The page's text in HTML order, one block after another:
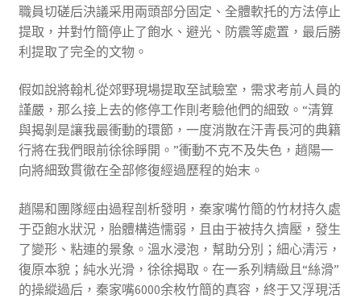
職員切磋后決議采用兩頭部分固定、全體軟托的方法停止
提取，并對竹簡停止了飽水、避光、防震等處置，最后勝
利提取了完全的文物。
假如說將翰札從郊野現場提取至試驗室，需求考前人員的
謹嚴，那么接上去的修停工作則考驗他們的細致。“清算
與揭剝是讓我最衝動的環節，一度消散在汗青長河的典籍
行將在我們眼前徐徐睜開。”衝動不克不及失色，趙陽一
向將細致貫徹在全部修復經過歷程的始末。
趙陽和團隊經由過程剖析發明，秦家嘴竹簡的竹材持久處
于亞飽水狀況，胎體構造懦弱，且由于被持久擠壓，發生
了變形、粘連的景象。溫水浸泡，幫助分別；細心清污，
復原本貌；純水光滑，徐徐揭取。在一系列精緻且“絲滑”
的操縱過后，秦家嘴6000余枚竹簡的真容，終于又浮現活